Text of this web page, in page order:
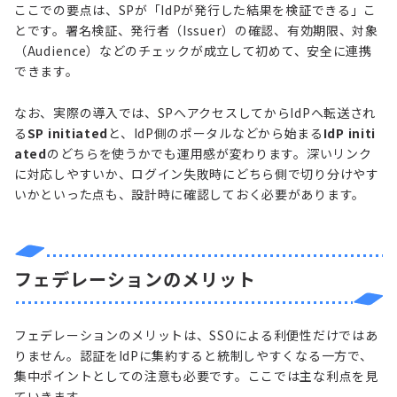
ここでの要点は、SPが「IdPが発行した結果を検証できる」こ
とです。署名検証、発行者（Issuer）の確認、有効期限、対象
（Audience）などのチェックが成立して初めて、安全に連携
できます。
なお、実際の導入では、SPへアクセスしてからIdPへ転送され
るSP initiated と、IdP側のポータルなどから始まる IdP initi
atedのどちらを使うかでも運用感が変わります。深いリンク
に対応しやすいか、ログイン失敗時にどちら側で切り分けやす
いかといった点も、設計時に確認しておく必要があります。
フェデレーションのメリット
フェデレーションのメリットは、SSOによる利便性だけではあ
りません。認証をIdPに集約すると統制しやすくなる一方で、
集中ポイントとしての注意も必要です。ここでは主な利点を見